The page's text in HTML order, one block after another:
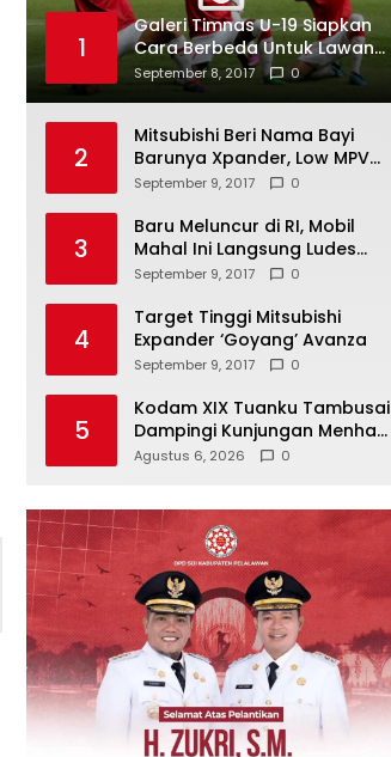
1
Galeri Timnas U-19 Siapkan
Cara Berbeda Untuk Lawan
Vietnam
September 8, 2017 0
2
Mitsubishi Beri Nama Bayi
Barunya Xpander, Low MPV
Pesaing Avanza cs
September 9, 2017 0
3
Baru Meluncur di RI, Mobil
Mahal Ini Langsung Ludes
Terjual
September 9, 2017 0
4
Target Tinggi Mitsubishi
Expander ‘Goyang’ Avanza
September 9, 2017 0
5
Kodam XIX Tuanku Tambusai
Dampingi Kunjungan Menhan
RI ke Yonif TP 952/Imam
Agustus 6, 2026 0